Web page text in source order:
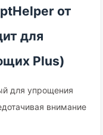
от
для
Plus)
для упрощения
внимание